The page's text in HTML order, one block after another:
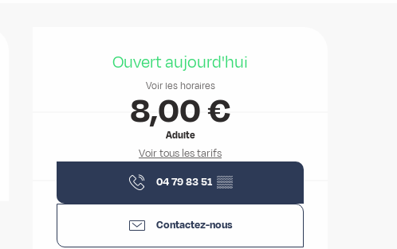
Ouverture et coordonnées
Ouvert aujourd'hui
Voir les horaires
8,00 €
Adulte
Voir tous les tarifs
04 79 83 51 ▒▒
Contactez-nous